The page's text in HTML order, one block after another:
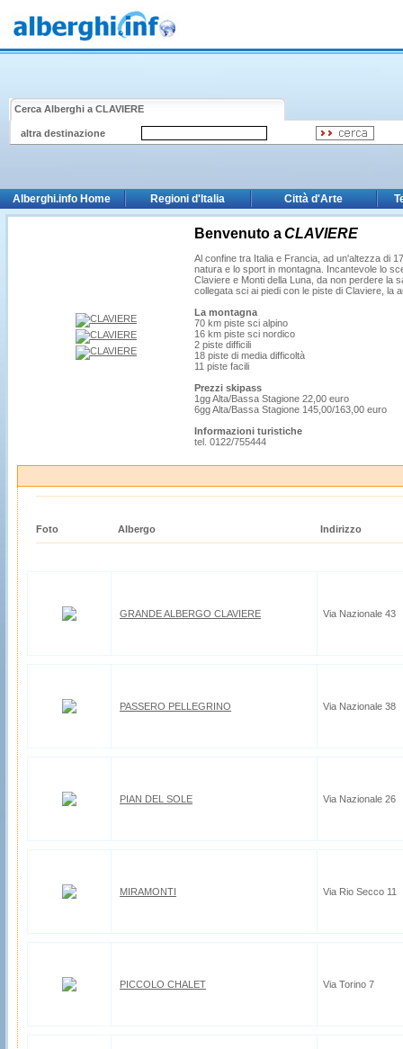
Cerca Alberghi a CLAVIERE
altra destinazione
Alberghi.info Home Regioni d'Italia Città d'Arte
Benvenuto a CLAVIERE
Al confine tra Italia e Francia, ad un'altezza di
natura e lo sport in montagna. Incantevole lo
Claviere e Monti della Luna, da non perdere la
collegata sci ai piedi con le piste di Claviere, la
La montagna
70 km piste sci alpino
16 km piste sci nordico
2 piste difficili
18 piste di media difficoltà
11 piste facili
Prezzi skipass
1gg Alta/Bassa Stagione 22,00 euro
6gg Alta/Bassa Stagione 145,00/163,00 euro
Informazioni turistiche
tel. 0122/755444
Foto Albergo Indirizzo
GRANDE ALBERGO CLAVIERE Via Nazionale 43
PASSERO PELLEGRINO Via Nazionale 38
PIAN DEL SOLE Via Nazionale 26
MIRAMONTI Via Rio Secco 11
PICCOLO CHALET Via Torino 7